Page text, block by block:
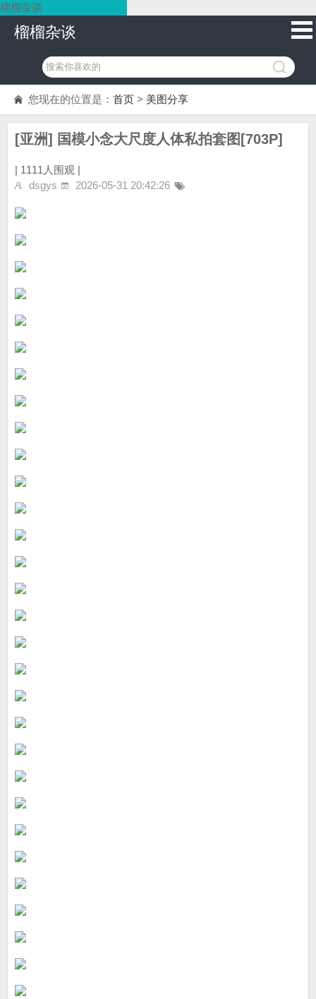
榴榴杂谈
榴榴杂谈
您现在的位置是： 首页 > 美图分享
[亚洲] 国模小念大尺度人体私拍套图[703P]
| 1111人围观 |
dsgys
2026-05-31 20:42:26